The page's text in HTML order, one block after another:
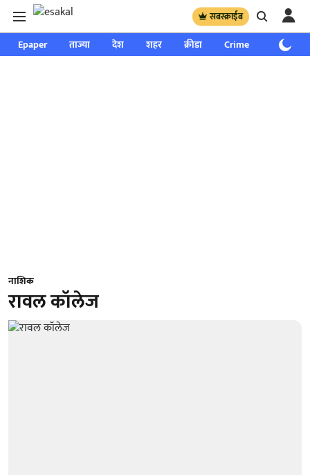
सबस्क्राईब
Epaper ताज्या देश शहर क्रीडा Crime साप्ताहिक
नाशिक
रावल कॉलेज